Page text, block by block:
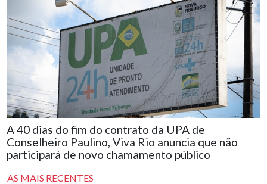
A 40 dias do fim do contrato da UPA de
Conselheiro Paulino, Viva Rio anuncia que não
participará de novo chamamento público
AS MAIS RECENTES